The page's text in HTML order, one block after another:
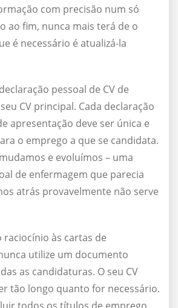
com precisão num só
ao fim, nunca mais terá de o
é necessário é atualizá-la
pessoal de CV de
CV principal. Cada declaração
apresentação deve ser única e
o emprego a que se candidata.
e evoluímos – uma
de enfermagem que parecia
atrás provavelmente não serve
raciocínio às cartas de
utilize um documento
as candidaturas. O seu CV
tão longo quanto for necessário.